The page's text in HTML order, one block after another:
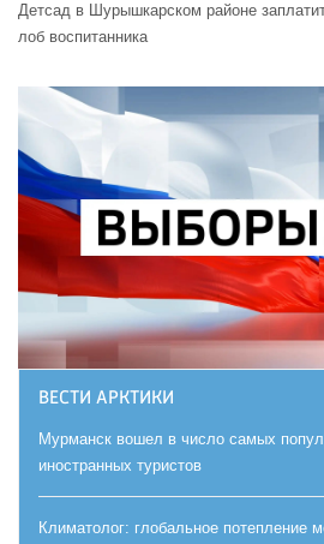
Детсад в Шурышкарском районе
лоб воспитанника
ВЕСТИ АРКТИКИ
Мурманск вошел в число самых
иностранных туристов
Климатолог: глобальное потепление